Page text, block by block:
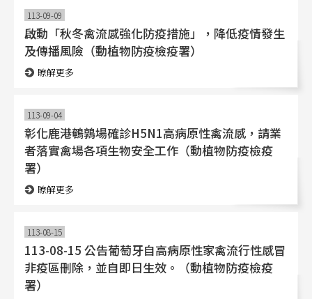
113-09-09
啟動「秋冬禽流感強化防疫措施」，降低疫情發生
及傳播風險（動植物防疫檢疫署）
瞭解更多
113-09-04
彰化鹿港鵪鶉場確診H5N1高病原性禽流感，請業
者落實禽場各項生物安全工作（動植物防疫檢疫
署）
瞭解更多
113-08-15
113-08-15 公告葡萄牙自高病原性家禽流行性感冒
非疫區刪除，並自即日生效。（動植物防疫檢疫
署）